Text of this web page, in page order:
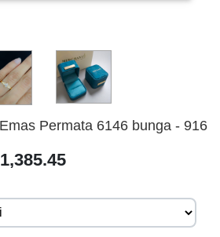
Permata 6146 bunga - 916